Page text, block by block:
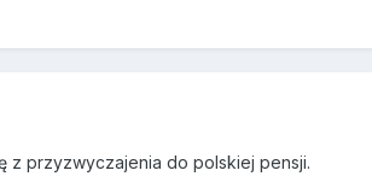
z przyzwyczajenia do polskiej pensji.